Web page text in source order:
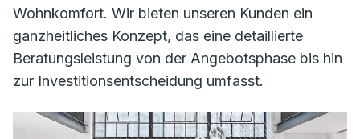
Wohnkomfort. Wir bieten unseren Kunden ein
ganzheitliches Konzept, das eine detaillierte
Beratungsleistung von der Angebotsphase bis hin
zur Investitionsentscheidung umfasst.